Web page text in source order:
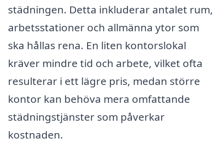
städningen. Detta inkluderar antalet rum,
arbetsstationer och allmänna ytor som
ska hållas rena. En liten kontorslokal
kräver mindre tid och arbete, vilket ofta
resulterar i ett lägre pris, medan större
kontor kan behöva mera omfattande
städningstjänster som påverkar
kostnaden.